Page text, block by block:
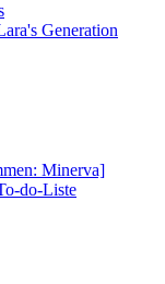
Generation
Minerva]
do-Liste